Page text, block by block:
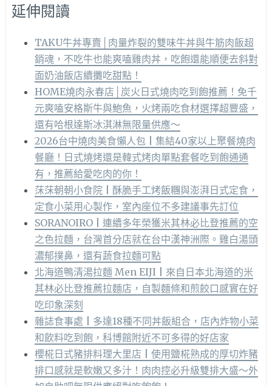
延伸閱讀
TAKU牛丼專賣│肉量炸裂的雙味牛丼與牛筋肉飯超
銷魂，不吃牛也能爽嗑雞肉丼，吃飽還能順便去斜對
面奶油飯店續攤吃甜點！
HOME燒肉永春店│炭火日式燒肉吃到飽推薦！免千
元爽嗑安格斯牛與鮑魚，火烤兩吃食材選擇超豐盛，
還有哈根達斯冰淇淋無限量供應～
2026台中燒肉美食懶人包 | 集結40家以上聚餐燒肉
餐廳！日式燒烤還是韓式烤肉單點套餐吃到飽通通
有，推薦給愛吃肉的你！
莯莯朝朝小食院 | 酥脆手工烤飯糰與澎湃日式定食，
定食小菜用心製作，室內座位不多建議事先訂位
SORANOIRO | 連續多年榮獲米其林必比登推薦的空
之色拉麵，台灣首分店就在台中漢神洲際。雞白湯頭
濃郁撲鼻，還有蔬食拉麵可點
北海道鴨清湯拉麵 Men EIJI | 來自日本北海道的米
其林必比登推薦拉麵店，自製麵條和煎餃口感實在好
吃印象深刻
雜誌食事處 | 多達18種不同丼飯組合，店內炸物小菜
和飲料吃到飽，科博館附近不可多得的好店家
櫻椛日式豬排料理大里店 | 使用鹽椛熟成的厚切炸豬
排口感就是軟嫩又多汁！肉肉控必升級雙排大盛～外